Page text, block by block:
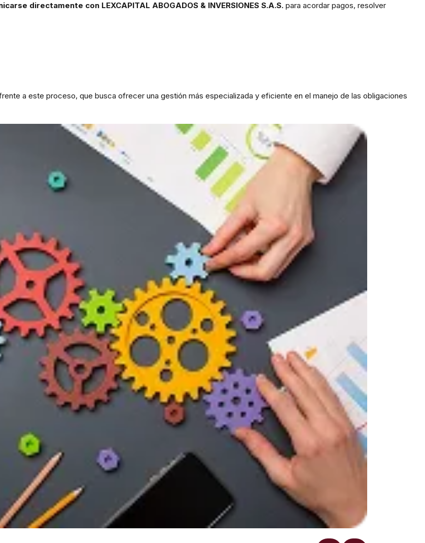
directamente con LEXCAPITAL ABOGADOS & INVERSIONES S.A.S. para acordar pagos, resolver
a este proceso, que busca ofrecer una gestión más especializada y eficiente en el manejo de las obligaciones